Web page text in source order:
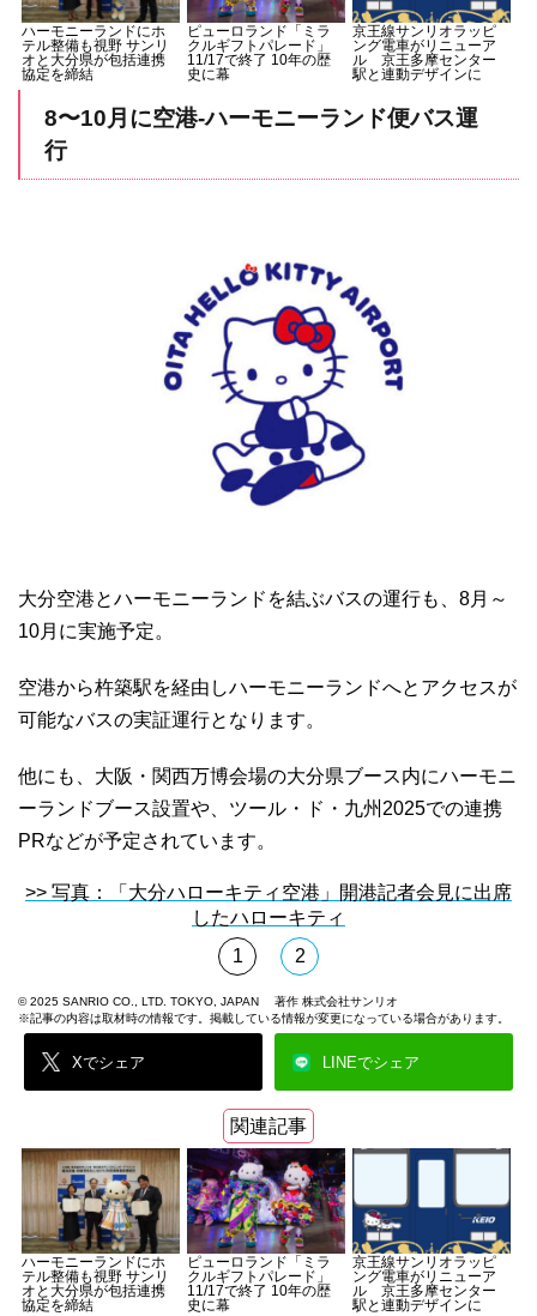
ハーモニーランドにホ
テル整備も視野 サンリ
オと大分県が包括連携
協定を締結
ピューロランド「ミラ
クルギフトパレード」
11/17で終了 10年の歴
史に幕
京王線サンリオラッピ
ング電車がリニューア
ル 京王多摩センター
駅と連動デザインに
8〜10月に空港-ハーモニーランド便バス運
行
大分空港とハーモニーランドを結ぶバスの運行も、8月～
10月に実施予定。
空港から杵築駅を経由しハーモニーランドへとアクセスが
可能なバスの実証運行となります。
他にも、大阪・関西万博会場の大分県ブース内にハーモニ
ーランドブース設置や、ツール・ド・九州2025での連携
PRなどが予定されています。
>> 写真：「大分ハローキティ空港」開港記者会見に出席
したハローキティ
1
2
© 2025 SANRIO CO., LTD. TOKYO, JAPAN 著作 株式会社サンリオ
※記事の内容は取材時の情報です。掲載している情報が変更になっている場合があります。
Xでシェア LINEでシェア
関連記事
ハーモニーランドにホ
テル整備も視野 サンリ
オと大分県が包括連携
協定を締結
ピューロランド「ミラ
クルギフトパレード」
11/17で終了 10年の歴
史に幕
京王線サンリオラッピ
ング電車がリニューア
ル 京王多摩センター
駅と連動デザインに